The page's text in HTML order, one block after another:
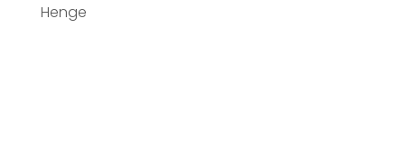
Henge